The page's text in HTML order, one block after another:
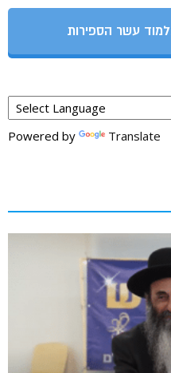
עשר הספירות
Powered by Translate